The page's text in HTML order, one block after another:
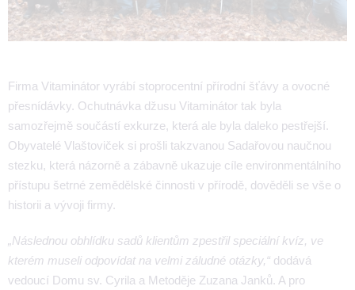
Firma Vitaminátor vyrábí stoprocentní přírodní šťávy a ovocné
přesnídávky. Ochutnávka džusu Vitaminátor tak byla
samozřejmě součástí exkurze, která ale byla daleko pestřejší.
Obyvatelé Vlaštoviček si prošli takzvanou Sadařovou naučnou
stezku, která názorně a zábavně ukazuje cíle environmentálního
přístupu šetrné zemědělské činnosti v přírodě, dověděli se vše o
historii a vývoji firmy.
„Následnou obhlídku sadů klientům zpestřil speciální kvíz, ve
kterém museli odpovídat na velmi záludné otázky,“ dodává
vedoucí Domu sv. Cyrila a Metoděje Zuzana Janků. A pro